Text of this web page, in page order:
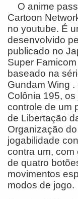
O anime
Cartoon
no youtube. É
desenvolvido
publicado no
Super
baseado na
Gundam Wing
Colônia 195,
controle de um
de Libertação
Organização
jogabilidade
contra um, com
de quatro
movimentos
modos de jogo.